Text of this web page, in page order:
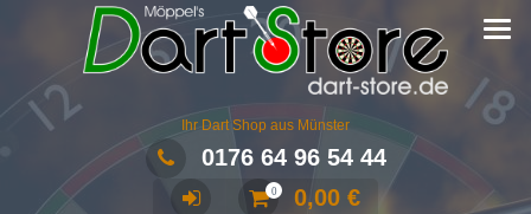
Ihr Dart Shop aus Münster
0176 64 96 54 44
0 0,00 €